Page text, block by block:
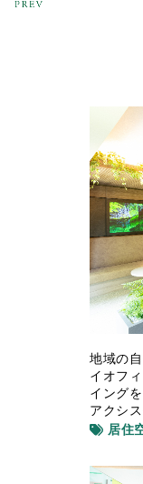
地域の
イオフ
イング
アクシ
居住